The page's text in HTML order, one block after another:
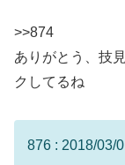
>>874
ありがとう、技
クしてるね
876 : 2018/03/